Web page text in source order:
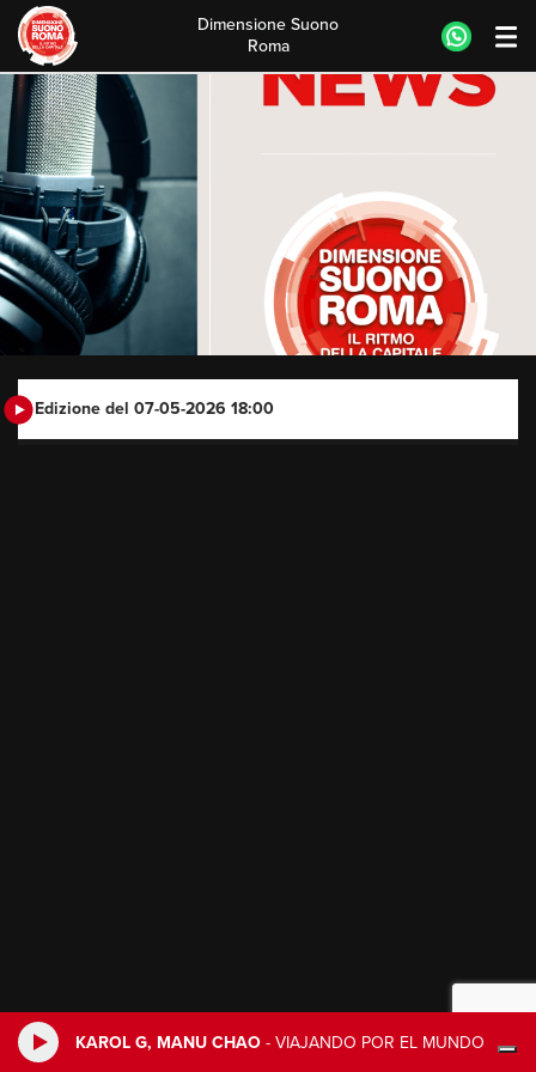
KAROL G, MANU CHAO - VIAJANDO POR EL MUNDO
Skip
to
content
Dimensione Suono
Roma
Edizione del 07-05-2026 18:00